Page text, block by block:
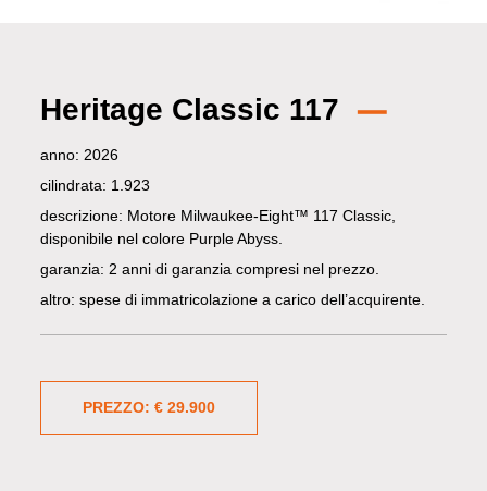
Heritage Classic 117
anno: 2026
cilindrata: 1.923
descrizione: Motore Milwaukee-Eight™ 117 Classic,
disponibile nel colore Purple Abyss.
garanzia: 2 anni di garanzia compresi nel prezzo.
altro: spese di immatricolazione a carico dell’acquirente.
PREZZO: € 29.900